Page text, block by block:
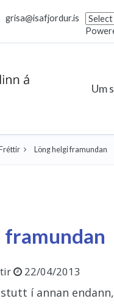
grisa@isafjordur.is
Um
Fréttir Löng helgi framundan
framundan
22/04/2013
í annan